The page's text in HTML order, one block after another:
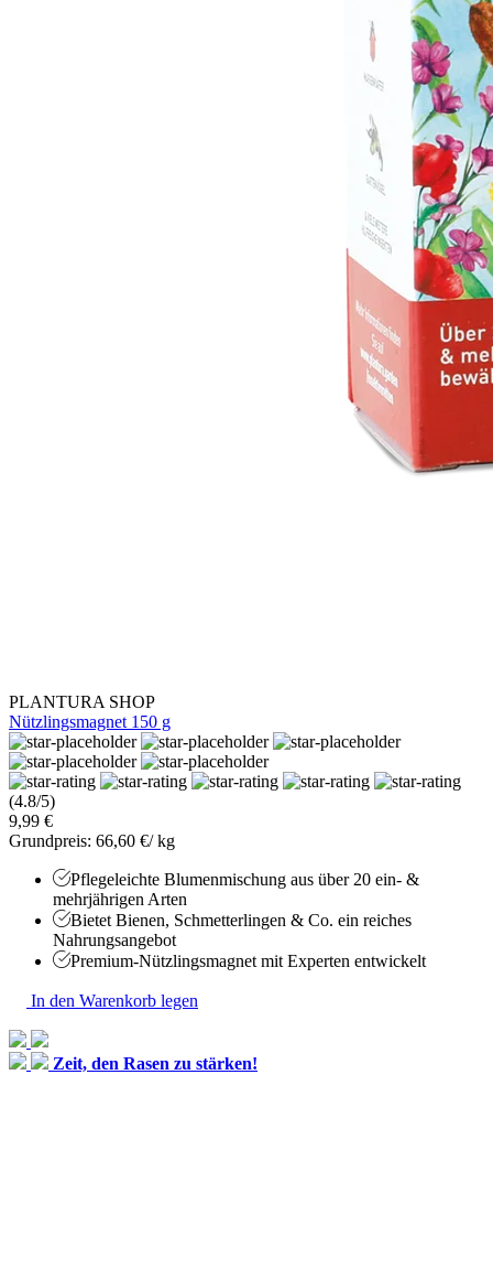
PLANTURA SHOP
Nützlingsmagnet 150 g
(4.8/5)
9,99 €
Grundpreis: 66,60 €/ kg
Pflegeleichte Blumenmischung aus über 20 ein- &
mehrjährigen Arten
Bietet Bienen, Schmetterlingen & Co. ein reiches
Nahrungsangebot
Premium-Nützlingsmagnet mit Experten entwickelt
In den Warenkorb legen
Zeit, den Rasen zu stärken!